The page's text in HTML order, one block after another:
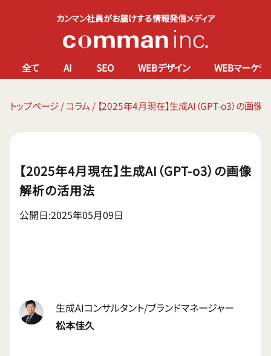
カンマン社員がお届けする情報発信メディア
全て AI SEO WEBデザイン WEBマーケテ
トップページ/コラム / 【2025年4月現在】生成AI（GPT-o3）の画像
【2025年4月現在】生成AI（GPT-o3）の画像
解析の活用法
公開日:2025年05月09日
生成AIコンサルタント/ブランドマネージャー
松本佳久